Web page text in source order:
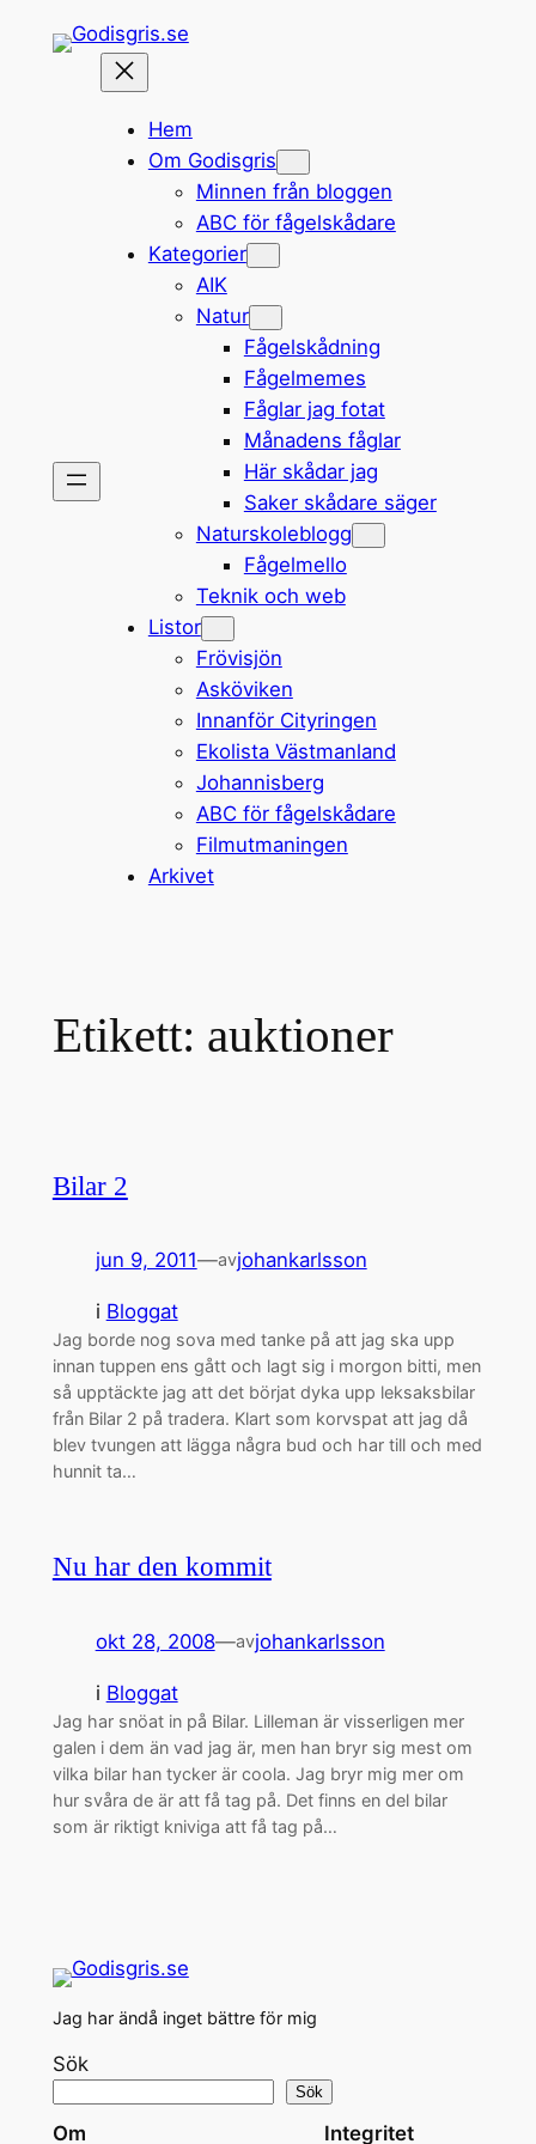
Hem
Om Godisgris
Minnen från bloggen
ABC för fågelskådare
Kategorier
AIK
Natur
Fågelskådning
Fågelmemes
Fåglar jag fotat
Månadens fåglar
Här skådar jag
Saker skådare säger
Naturskoleblogg
Fågelmello
Teknik och web
Listor
Frövisjön
Asköviken
Innanför Cityringen
Ekolista Västmanland
Johannisberg
ABC för fågelskådare
Filmutmaningen
Arkivet
Etikett: auktioner
Bilar 2
jun 9, 2011—avjohankarlsson
i Bloggat
Jag borde nog sova med tanke på att jag ska upp
innan tuppen ens gått och lagt sig i morgon bitti, men
så upptäckte jag att det börjat dyka upp leksaksbilar
från Bilar 2 på tradera. Klart som korvspat att jag då
blev tvungen att lägga några bud och har till och med
hunnit ta…
Nu har den kommit
okt 28, 2008—avjohankarlsson
i Bloggat
Jag har snöat in på Bilar. Lilleman är visserligen mer
galen i dem än vad jag är, men han bryr sig mest om
vilka bilar han tycker är coola. Jag bryr mig mer om
hur svåra de är att få tag på. Det finns en del bilar
som är riktigt kniviga att få tag på…
Jag har ändå inget bättre för mig
Sök
Sök
Om Integritet